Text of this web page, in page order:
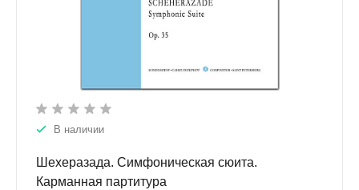
В наличии
Шехеразада. Симфоническая сюита.
Карманная партитура